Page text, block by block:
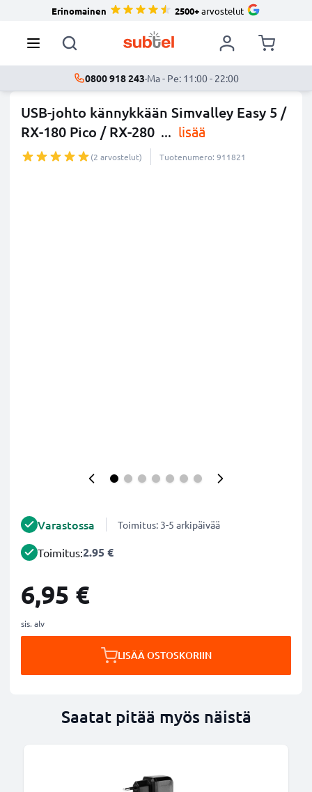
Erinomainen 2500+arvostelut
0800 918 243·Ma - Pe: 11:00 - 22:00
USB-johto kännykkään Simvalley Easy 5 /
RX-180 Pico / RX-280 ... lisää
(2 arvostelut) Tuotenumero: 911821
Varastossa Toimitus: 3-5 arkipäivää
Toimitus:2.95 €
6,95 €
sis. alv
LISÄÄ OSTOSKORIIN
Saatat pitää myös näistä